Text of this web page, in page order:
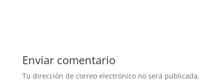
Enviar comentario
Tu dirección de correo electrónico no será publicada.